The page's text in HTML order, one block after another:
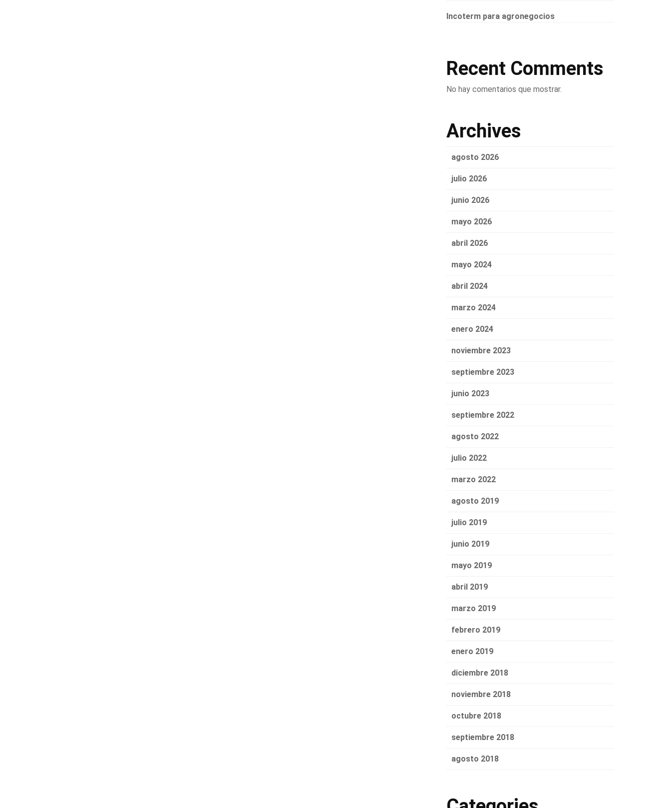
Incoterm para agronegocios
Recent Comments
No hay comentarios que mostrar.
Archives
agosto 2026
julio 2026
junio 2026
mayo 2026
abril 2026
mayo 2024
abril 2024
marzo 2024
enero 2024
noviembre 2023
septiembre 2023
junio 2023
septiembre 2022
agosto 2022
julio 2022
marzo 2022
agosto 2019
julio 2019
junio 2019
mayo 2019
abril 2019
marzo 2019
febrero 2019
enero 2019
diciembre 2018
noviembre 2018
octubre 2018
septiembre 2018
agosto 2018